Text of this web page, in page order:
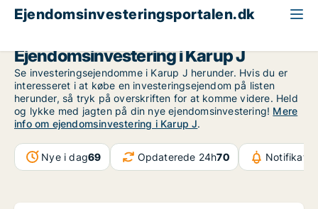
Ejendomsinvesteringsportalen.dk
Ejendomsinvestering i Karup J
Se investeringsejendomme i Karup J herunder. Hvis du er
interesseret i at købe en investeringsejendom på listen
herunder, så tryk på overskriften for at komme videre. Held
og lykke med jagten på din nye ejendomsinvestering! Mere
info om ejendomsinvestering i Karup J.
Nye i dag69 Opdaterede 24h70